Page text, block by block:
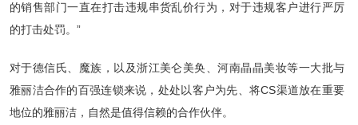
的销售部门一直在打击违规串货乱价行为，对于违规客户进行严厉
的打击处罚。”
对于德信氏、魔族，以及浙江美仑美奂、河南晶晶美妆等一大批与
雅丽洁合作的百强连锁来说，处处以客户为先、将CS渠道放在重要
地位的雅丽洁，自然是值得信赖的合作伙伴。